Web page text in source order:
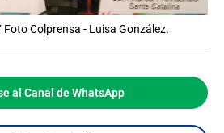
Colprensa - Luisa González.
al Canal de WhatsApp